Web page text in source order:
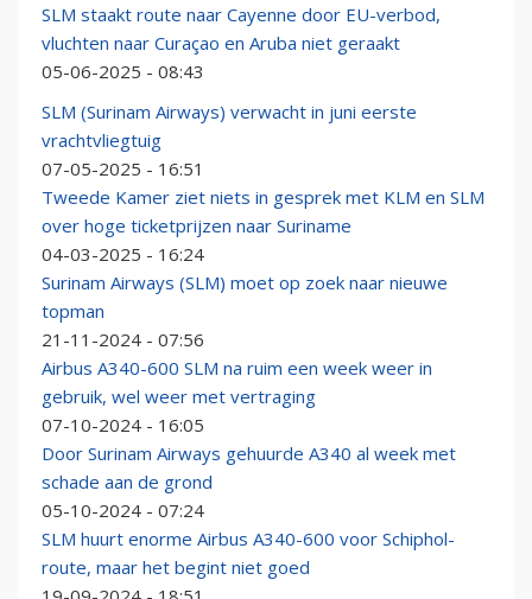
SLM staakt route naar Cayenne door EU-verbod,
vluchten naar Curaçao en Aruba niet geraakt
05-06-2025 - 08:43
SLM (Surinam Airways) verwacht in juni eerste
vrachtvliegtuig
07-05-2025 - 16:51
Tweede Kamer ziet niets in gesprek met KLM en SLM
over hoge ticketprijzen naar Suriname
04-03-2025 - 16:24
Surinam Airways (SLM) moet op zoek naar nieuwe
topman
21-11-2024 - 07:56
Airbus A340-600 SLM na ruim een week weer in
gebruik, wel weer met vertraging
07-10-2024 - 16:05
Door Surinam Airways gehuurde A340 al week met
schade aan de grond
05-10-2024 - 07:24
SLM huurt enorme Airbus A340-600 voor Schiphol-
route, maar het begint niet goed